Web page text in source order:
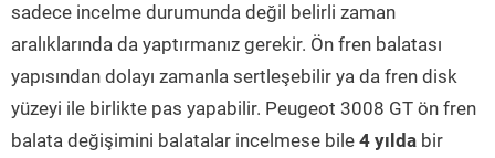
sadece incelme durumunda değil belirli zaman
aralıklarında da yaptırmanız gerekir. Ön fren balatası
yapısından dolayı zamanla sertleşebilir ya da fren disk
yüzeyi ile birlikte pas yapabilir. Peugeot 3008 GT ön fren
balata değişimini balatalar incelmese bile 4 yılda bir